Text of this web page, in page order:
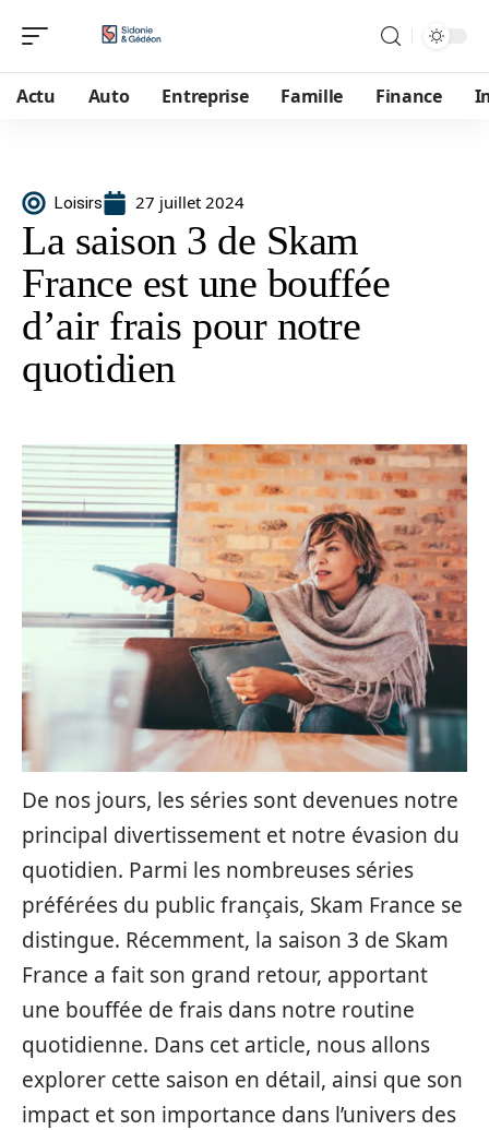
Actu Auto Entreprise Famille Finance
Loisirs 27 juillet 2024
La saison 3 de Skam
France est une bouffée
d’air frais pour notre
quotidien
De nos jours, les séries sont devenues notre
principal divertissement et notre évasion du
quotidien. Parmi les nombreuses séries
préférées du public français, Skam France se
distingue. Récemment, la saison 3 de Skam
France a fait son grand retour, apportant
une bouffée de frais dans notre routine
quotidienne. Dans cet article, nous allons
explorer cette saison en détail, ainsi que son
impact et son importance dans l’univers des